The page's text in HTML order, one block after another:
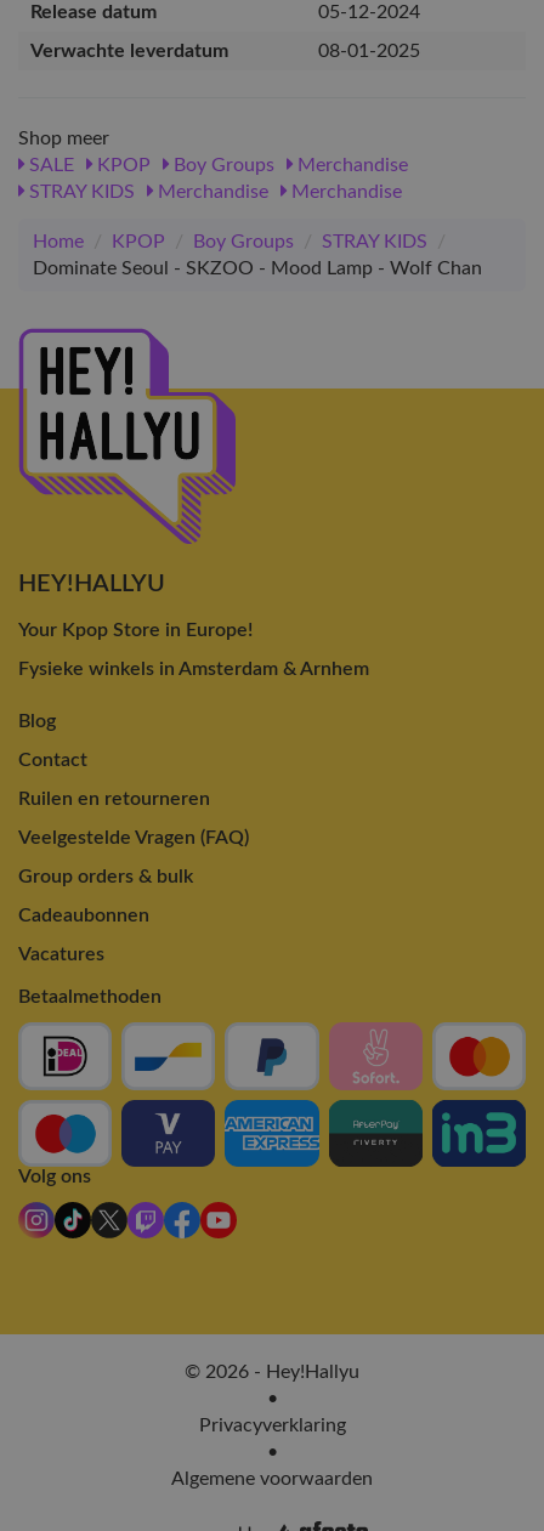
Release datum
05-12-2024
Verwachte leverdatum
08-01-2025
Shop meer
SALE
KPOP Boy Groups
Merchandise
STRAY KIDS
Merchandise Merchandise
Home / KPOP / Boy Groups / STRAY KIDS
/
Dominate Seoul - SKZOO - Mood Lamp - Wolf Chan
HEY!HALLYU
Your Kpop Store in Europe!
Fysieke winkels in Amsterdam & Arnhem
Blog
Contact
Ruilen en retourneren
Veelgestelde Vragen (FAQ)
Group orders & bulk
Cadeaubonnen
Vacatures
Betaalmethoden
Volg ons
© 2026 - Hey!Hallyu
•
Privacyverklaring
•
Algemene voorwaarden